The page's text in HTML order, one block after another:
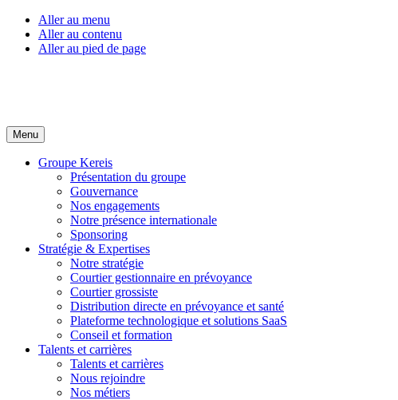
Aller au menu
Aller au contenu
Aller au pied de page
Menu
Groupe Kereis
Présentation du groupe
Gouvernance
Nos engagements
Notre présence internationale
Sponsoring
Stratégie & Expertises
Notre stratégie
Courtier gestionnaire en prévoyance
Courtier grossiste
Distribution directe en prévoyance et santé
Plateforme technologique et solutions SaaS
Conseil et formation
Talents et carrières
Talents et carrières
Nous rejoindre
Nos métiers